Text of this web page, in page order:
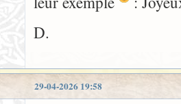
D.
29-04-2026 19:58